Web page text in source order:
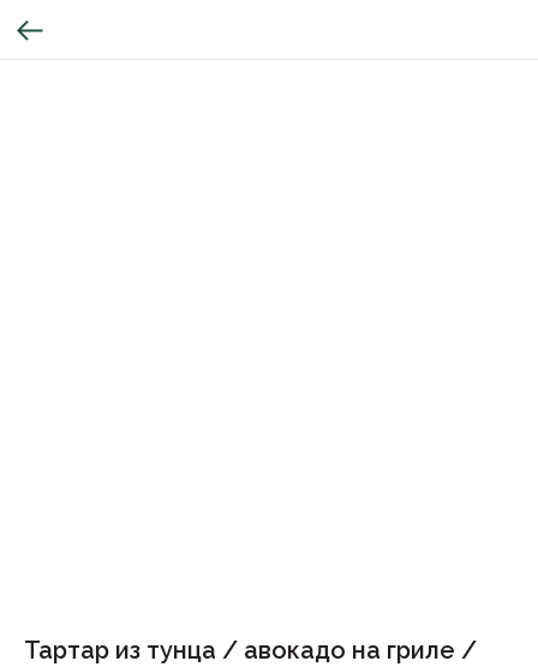
Тартар из тунца / авокадо на гриле /